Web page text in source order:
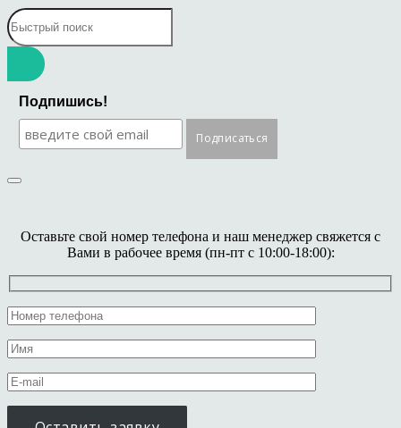
Подпишись!
Оставьте свой номер телефона и наш менеджер свяжется с
Вами в рабочее время (пн-пт с 10:00-18:00):